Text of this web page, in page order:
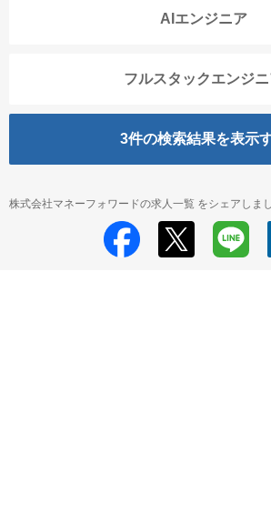
AIエンジニア
フルスタックエンジ
3件の検索結果を表示
株式会社マネーフォワードの求人一覧 をシェアしま